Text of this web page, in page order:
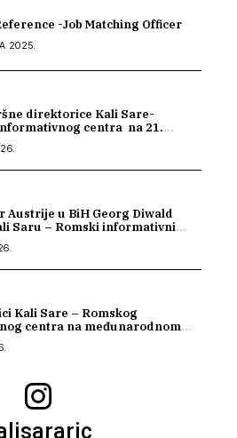
-Job Matching Officer
2025.
direktorice Kali Sare-
centra na 21.
Austrije u BiH Georg Diwald
Saru – Romski informativni
Kali Sare – Romskog
centra na međunarodnom